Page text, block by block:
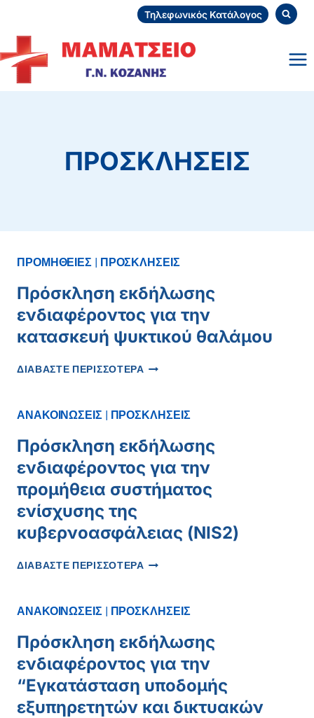
content
Τηλεφωνικός Κατάλογος
ΠΡΟΣΚΛΗΣΕΙΣ
ΠΡΟΜΗΘΕΙΕΣ | ΠΡΟΣΚΛΗΣΕΙΣ
Πρόσκληση εκδήλωσης
ενδιαφέροντος για την
κατασκευή ψυκτικού θαλάμου
ΔΙΑΒΑΣΤΕ ΠΕΡΙΣΣΟΤΕΡΑ ΠΡΌΣΚΛΗΣΗ
ΓΙΑ
ΚΑΤΑΣΚΕΥΉ
ΨΥΚΤΙΚΟΎ
ΘΑΛΆΜΟΥ
ΑΝΑΚΟΙΝΩΣΕΙΣ| ΠΡΟΣΚΛΗΣΕΙΣ
Πρόσκληση εκδήλωσης
ενδιαφέροντος για την
προμήθεια συστήματος
ενίσχυσης της
κυβερνοασφάλειας (NIS2)
ΔΙΑΒΑΣΤΕ ΠΕΡΙΣΣΟΤΕΡΑ ΠΡΌΣΚΛΗΣΗ
ΓΙΑ
ΠΡΟΜΉΘΕΙΑ
ΣΥΣΤΉΜΑΤΟΣ
ΕΝΊΣΧΥΣΗΣ
ΤΗΣ
ΚΥΒΕΡΝΟΑΣΦΆΛΕΙΑΣ
(NIS2)
ΑΝΑΚΟΙΝΩΣΕΙΣ| ΠΡΟΣΚΛΗΣΕΙΣ
Πρόσκληση εκδήλωσης
ενδιαφέροντος για την
“Εγκατάσταση υποδομής
εξυπηρετητών και δικτυακών